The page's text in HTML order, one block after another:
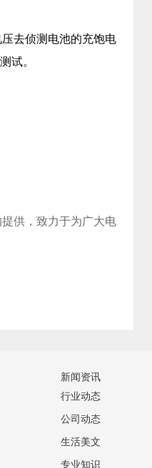
去侦测电池的充饱电
试。
供，致力于为广大电
新闻资讯
行业动态
公司动态
生活美文
专业知识